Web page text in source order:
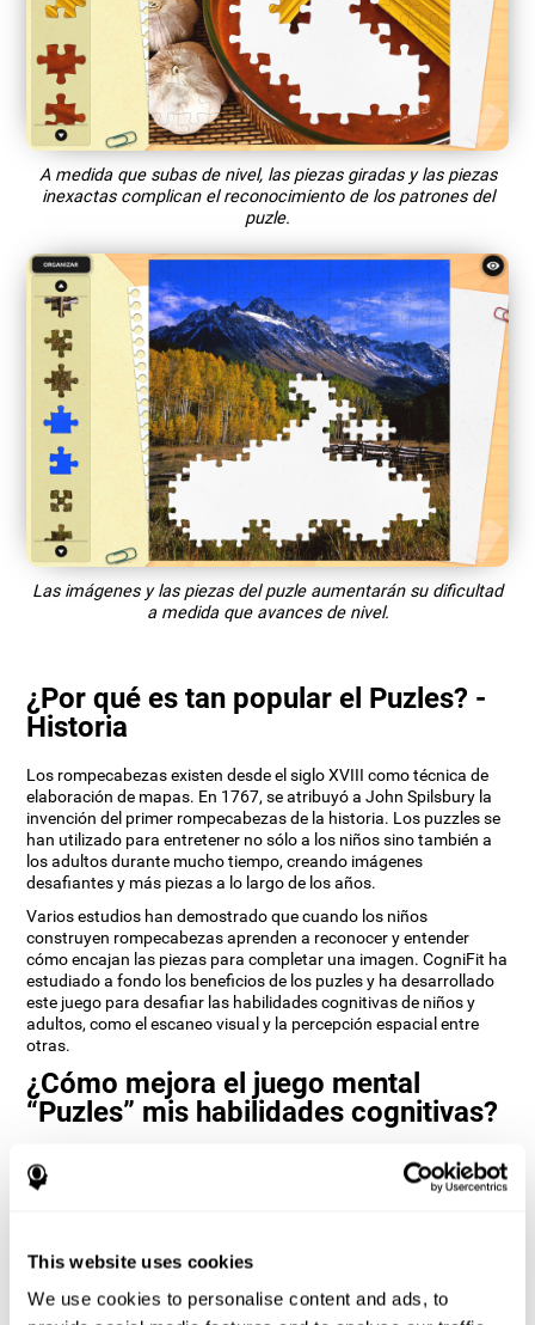
This website uses cookies
We use cookies to personalise content and ads, to
A medida que subas de nivel, las piezas giradas y las piezas
inexactas complican el reconocimiento de los patrones del
puzle.
Las imágenes y las piezas del puzle aumentarán su dificultad
a medida que avances de nivel.
¿Por qué es tan popular el Puzles? -
Historia
Los rompecabezas existen desde el siglo XVIII como técnica de
elaboración de mapas. En 1767, se atribuyó a John Spilsbury la
invención del primer rompecabezas de la historia. Los puzzles se
han utilizado para entretener no sólo a los niños sino también a
los adultos durante mucho tiempo, creando imágenes
desafiantes y más piezas a lo largo de los años.
Varios estudios han demostrado que cuando los niños
construyen rompecabezas aprenden a reconocer y entender
cómo encajan las piezas para completar una imagen. CogniFit ha
estudiado a fondo los beneficios de los puzles y ha desarrollado
este juego para desafiar las habilidades cognitivas de niños y
adultos, como el escaneo visual y la percepción espacial entre
otras.
¿Cómo mejora el juego mental
“Puzles” mis habilidades cognitivas?
La práctica de juegos como Puzles de CogniFit estimula un
patrón de activación neuronal específico. Jugar repetidamente y
a crear nuevas sinapsis y a que los circuitos neuronales se